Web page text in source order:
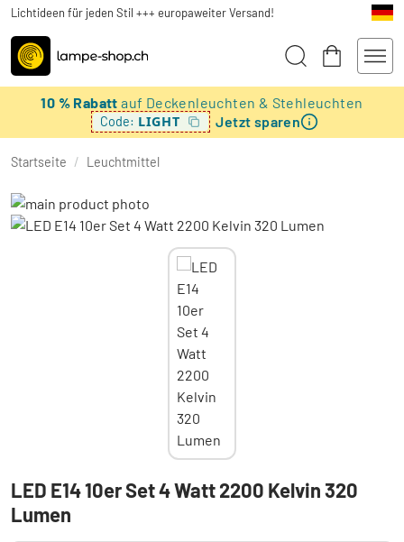
Lichtideen für jeden Stil +++ europaweiter Versand!
10 % Rabattauf Deckenleuchten & Stehleuchten
Code: LIGHT Jetzt sparen
Startseite / Leuchtmittel
LED E14 10er Set 4 Watt 2200 Kelvin 320
Lumen